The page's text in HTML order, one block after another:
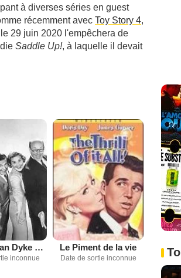
à diverses séries en guest
récemment avec Toy Story 4,
29 juin 2020 l'empêchera de
Saddle Up!, à laquelle il devait
The Dick Van Dyke Show
inconnue
Le Piment de la vie
Date de sortie inconnue